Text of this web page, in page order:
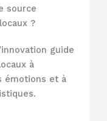
source
?
guide
à
émotions et à